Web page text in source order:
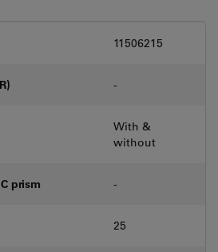
11506215
-
With &
without
prism -
25